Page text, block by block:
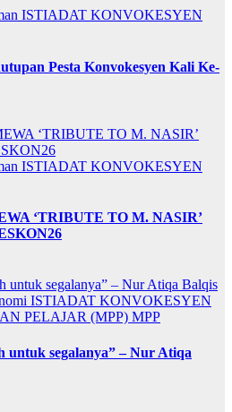
ISTIADAT KONVOKESYEN
Pesta Konvokesyen Kali Ke-
ISTIADAT KONVOKESYEN
‘TRIBUTE TO M. NASIR’
ISTIADAT KONVOKESYEN
PELAJAR (MPP) MPP
untuk segalanya” – Nur Atiqa